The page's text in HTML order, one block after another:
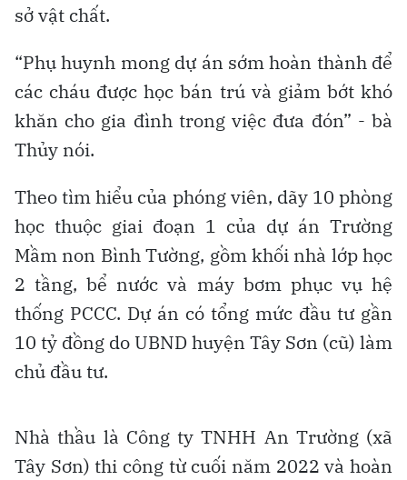
sở vật chất.
“Phụ huynh mong dự án sớm hoàn thành để
các cháu được học bán trú và giảm bớt khó
khăn cho gia đình trong việc đưa đón” - bà
Thủy nói.
Theo tìm hiểu của phóng viên, dãy 10 phòng
học thuộc giai đoạn 1 của dự án Trường
Mầm non Bình Tường, gồm khối nhà lớp học
2 tầng, bể nước và máy bơm phục vụ hệ
thống PCCC. Dự án có tổng mức đầu tư gần
10 tỷ đồng do UBND huyện Tây Sơn (cũ) làm
chủ đầu tư.
Nhà thầu là Công ty TNHH An Trường (xã
Tây Sơn) thi công từ cuối năm 2022 và hoàn